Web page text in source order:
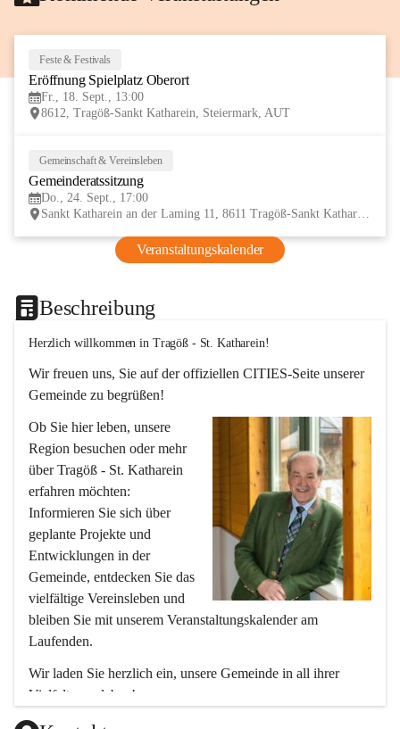
Feste & Festivals
Eröffnung Spielplatz Oberort
Fr., 18. Sept., 13:00
8612, Tragöß-Sankt Katharein, Steiermark, AUT
Gemeinschaft & Vereinsleben
Gemeinderatssitzung
Do., 24. Sept., 17:00
Sankt Katharein an der Laming 11, 8611 Tragöß-Sankt Katharein, AUT
Veranstaltungskalender
Beschreibung
Herzlich willkommen in Tragöß - St. Katharein!
Wir freuen uns, Sie auf der offiziellen CITIES-Seite unserer
Gemeinde zu begrüßen!
Ob Sie hier leben, unsere
Region besuchen oder mehr
über Tragöß - St. Katharein
erfahren möchten:
Informieren Sie sich über
geplante Projekte und
Entwicklungen in der
Gemeinde, entdecken Sie das
vielfältige Vereinsleben und
bleiben Sie mit unserem Veranstaltungskalender am
Laufenden.
Wir laden Sie herzlich ein, unsere Gemeinde in all ihrer
Vielfalt zu erleben!